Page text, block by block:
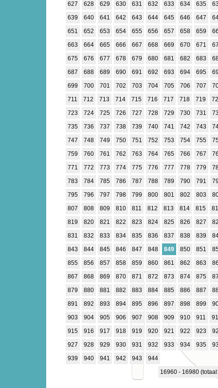
627
628 629 630 631 632 633 634 635
639
640 641 642 643 644 645 646 647
651
652 653 654 655 656 657 658 659
663
664 665 666 667 668 669 670 671
675
676 677 678 679 680 681 682 683
687
688 689 690 691 692 693 694 695
699
700 701 702 703 704 705 706 707
711
712 713 714 715 716 717 718 719
723
724 725 726 727 728 729 730 731
735
736 737 738 739 740 741 742 743
747
748 749 750 751 752 753 754 755
759
760 761 762 763 764 765 766 767
771
772 773 774 775 776 777 778 779
783
784 785 786 787 788 789 790 791
795
796 797 798 799 800 801 802 803
807
808 809 810 811 812 813 814 815
819
820 821 822 823 824 825 826 827
831
832 833 834 835 836 837 838 839
843
844 845 846 847 848 849 850 851
855
856 857 858 859 860 861 862 863
867
868 869 870 871 872 873 874 875
879
880 881 882 883 884 885 886 887
891
892 893 894 895 896 897 898 899
903
904 905 906 907 908 909 910 911
915
916 917 918 919 920 921 922 923
927
928 929 930 931 932 933 934 935
939
940 941 942 943
944
16960 - 16980